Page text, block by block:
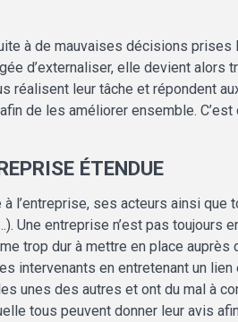
à de mauvaises décisions
d’externaliser, elle devient
réalisent leur tâche et répondent
de les améliorer ensemble.
ÉTENDUE
à l’entreprise, ses acteurs ainsi
Une entreprise n’est pas toujours
trop dur à mettre en place
intervenants en entretenant un
unes des autres et ont du mal à
tous peuvent donner leur avis